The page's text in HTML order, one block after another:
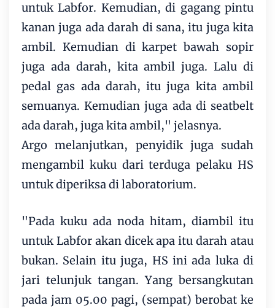
untuk Labfor. Kemudian, di gagang pintu
kanan juga ada darah di sana, itu juga kita
ambil. Kemudian di karpet bawah sopir
juga ada darah, kita ambil juga. Lalu di
pedal gas ada darah, itu juga kita ambil
semuanya. Kemudian juga ada di seatbelt
ada darah, juga kita ambil," jelasnya.
Argo melanjutkan, penyidik juga sudah
mengambil kuku dari terduga pelaku HS
untuk diperiksa di laboratorium.
"Pada kuku ada noda hitam, diambil itu
untuk Labfor akan dicek apa itu darah atau
bukan. Selain itu juga, HS ini ada luka di
jari telunjuk tangan. Yang bersangkutan
pada jam 05.00 pagi, (sempat) berobat ke